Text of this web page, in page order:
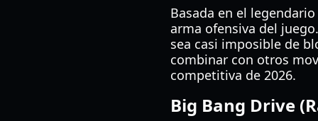
Basada en el
arma ofensiva del
sea casi imposible de
combinar con otros
competitiva de 2026.
Big Bang Drive